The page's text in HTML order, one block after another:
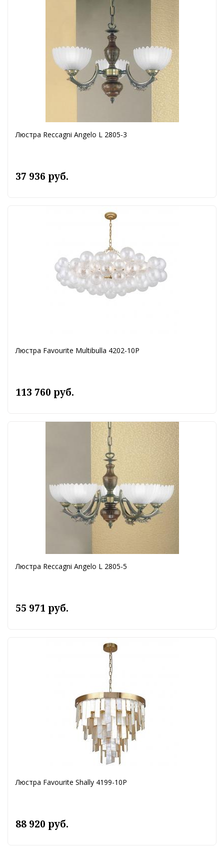
Люстра Reccagni Angelo L 2805-3
37 936 руб.
Люстра Favourite Multibulla 4202-10P
113 760 руб.
Люстра Reccagni Angelo L 2805-5
55 971 руб.
Люстра Favourite Shally 4199-10P
88 920 руб.